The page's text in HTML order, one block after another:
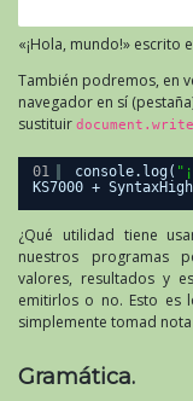
«¡Hola, mundo!» escrito
También podremos, en
navegador en sí
sustituir
KS7000 +
01 console.log(
¿Qué utilidad tiene
nuestros programas
valores, resultados y
emitirlos o no. Esto es
simplemente tomad
Gramática.